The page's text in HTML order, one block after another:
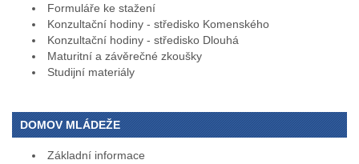
Formuláře ke stažení
Konzultační hodiny - středisko Komenského
Konzultační hodiny - středisko Dlouhá
Maturitní a závěrečné zkoušky
Studijní materiály
DOMOV MLÁDEŽE
Základní informace